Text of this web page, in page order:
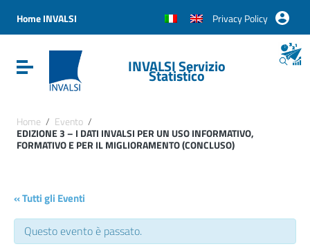
Vai al menu di navigazione
Vai al footer
Home INVALSI Privacy Policy
Attiva / disattiva la navigazioneINVALSI Servizio
Statistico
Home / Evento /
EDIZIONE 3 – I DATI INVALSI PER UN USO INFORMATIVO,
FORMATIVO E PER IL MIGLIORAMENTO (CONCLUSO)
« Tutti gli Eventi
Questo evento è passato.